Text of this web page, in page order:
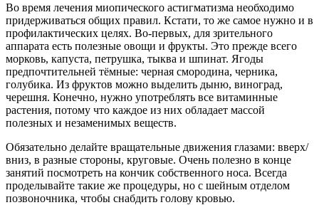
Во время лечения миопического астигматизма необходимо
придерживаться общих правил. Кстати, то же самое нужно и в
профилактических целях. Во-первых, для зрительного
аппарата есть полезные овощи и фрукты. Это прежде всего
морковь, капуста, петрушка, тыква и шпинат. Ягоды
предпочтительней тёмные: черная смородина, черника,
голубика. Из фруктов можно выделить дыню, виноград,
черешня. Конечно, нужно употреблять все витаминные
растения, потому что каждое из них обладает массой
полезных и незаменимых веществ.
Обязательно делайте вращательные движения глазами: вверх/
вниз, в разные стороны, круговые. Очень полезно в конце
занятий посмотреть на кончик собственного носа. Всегда
проделывайте такие же процедуры, но с шейным отделом
позвоночника, чтобы снабдить голову кровью.